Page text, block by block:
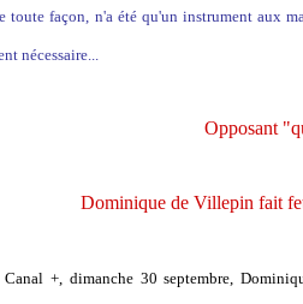
toute façon, n'a été qu'un instrument aux
nécessaire...
Opposant
Dominique de Villepin fait
+, dimanche 30 septembre,